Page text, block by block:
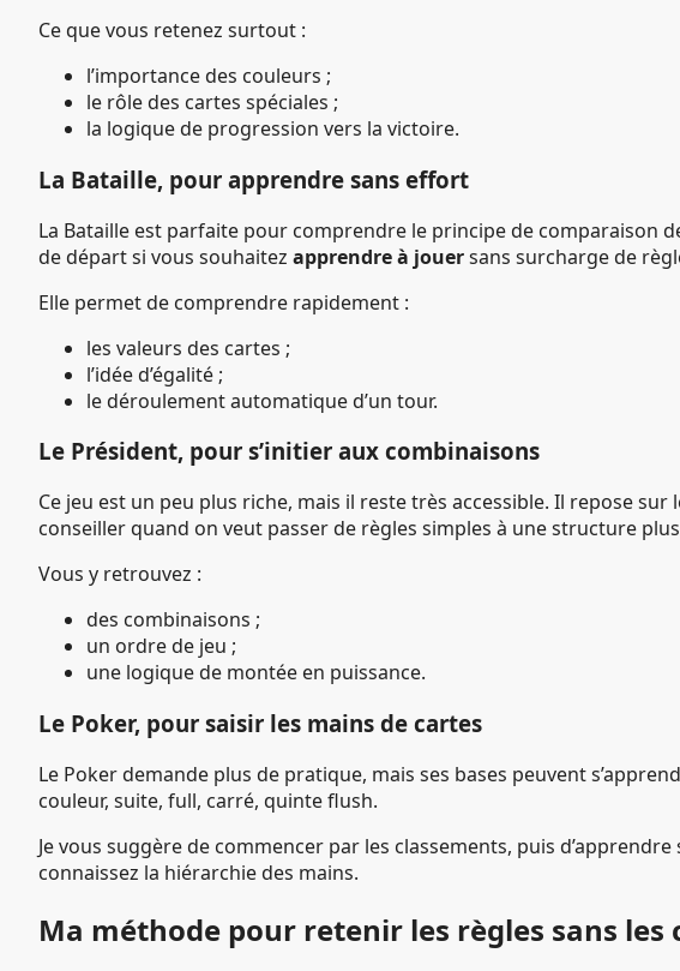
Ce que vous retenez surtout :
l’importance des couleurs ;
le rôle des cartes spéciales ;
la logique de progression vers la victoire.
La Bataille, pour apprendre sans effort
La Bataille est parfaite pour comprendre le principe de comparaison
de départ si vous souhaitez apprendre à jouersans surcharge de
Elle permet de comprendre rapidement :
les valeurs des cartes ;
l’idée d’égalité ;
le déroulement automatique d’un tour.
Le Président, pour s’initier aux combinaisons
Ce jeu est un peu plus riche, mais il reste très accessible. Il repose
conseiller quand on veut passer de règles simples à une structure
Vous y retrouvez :
des combinaisons ;
un ordre de jeu ;
une logique de montée en puissance.
Le Poker, pour saisir les mains de cartes
Le Poker demande plus de pratique, mais ses bases peuvent
couleur, suite, full, carré, quinte flush.
Je vous suggère de commencer par les classements, puis
connaissez la hiérarchie des mains.
Ma méthode pour retenir les règles sans les